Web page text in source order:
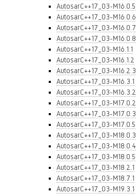
AutosarC++17_03-M16.0.5
AutosarC++17_03-M16.0.6
AutosarC++17_03-M16.0.7
AutosarC++17_03-M16.0.8
AutosarC++17_03-M16.1.1
AutosarC++17_03-M16.1.2
AutosarC++17_03-M16.2.3
AutosarC++17_03-M16.3.1
AutosarC++17_03-M16.3.2
AutosarC++17_03-M17.0.2
AutosarC++17_03-M17.0.3
AutosarC++17_03-M17.0.5
AutosarC++17_03-M18.0.3
AutosarC++17_03-M18.0.4
AutosarC++17_03-M18.0.5
AutosarC++17_03-M18.2.1
AutosarC++17_03-M18.7.1
AutosarC++17_03-M19.3.1